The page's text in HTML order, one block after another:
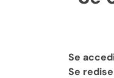
Se
Se